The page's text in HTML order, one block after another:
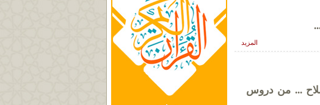
المزيد
... من دروس